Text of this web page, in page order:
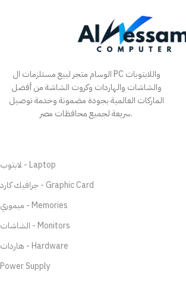
الوسام متجر لبيع مستلزمات ال PC واللابتوبات
والشاشات والهاردات وكروت الشاشة من أفضل
الماركات العالمية بجودة مضمونة وخدمة توصيل
سريعة لجميع محافظات مصر.
لابتوب - Laptop
جرافيك كارد - Graphic Card
ميموري - Memories
الشاشات - Monitors
هاردات - Hardware
Power Supply